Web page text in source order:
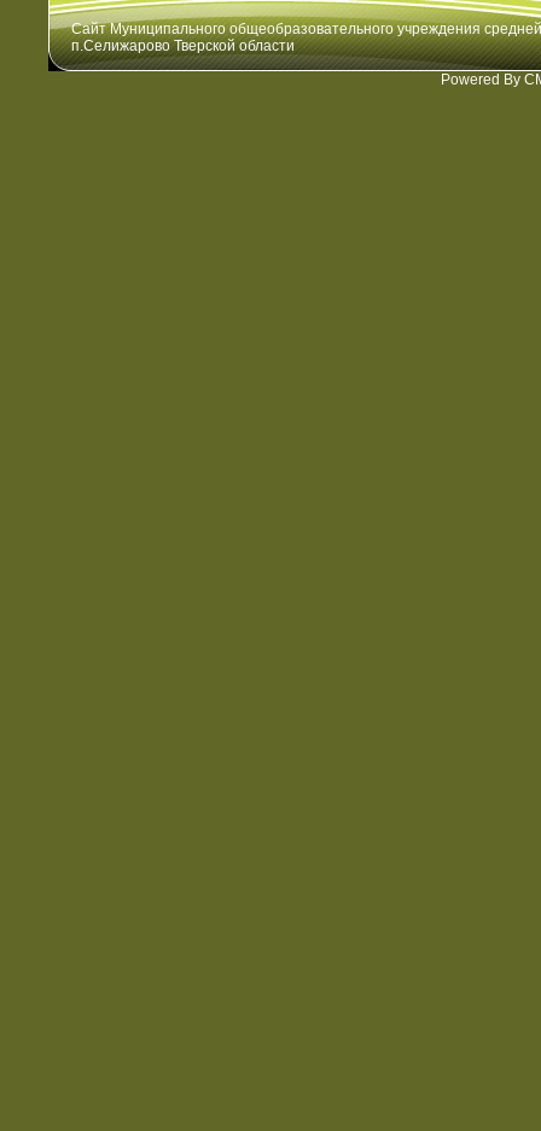
Сайт Муниципального общеобразовательного учреждения
п.Селижарово Тверской области
Powered By